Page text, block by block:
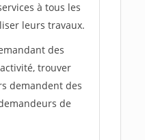
à tous les
leurs travaux.
des
trouver
demandent des
de